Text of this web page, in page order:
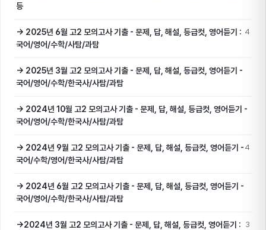
등
→ 2025년 6월 고2 모의고사 기출 - 문제, 답, 해설, 등급컷, 영어듣기 :
국어/영어/수학/사탐/과탐
4
→ 2025년 3월 고2 모의고사 기출 - 문제, 답, 해설, 등급컷, 영어듣기 -
국어/영어/수학/한국사/사탐/과탐
→ 2024년 10월 고2 모의고사 기출 - 문제, 답, 해설, 등급컷, 영어듣기 -
국어/영어/수학/한국사/사탐/과탐
→ 2024년 9월 고2 모의고사 기출 - 문제, 답, 해설, 등급컷, 영어듣기 -
국어/수학/영어/한국사/사탐/과탐
4
→ 2024년 6월 고2 모의고사 기출 - 문제, 답, 해설, 등급컷, 영어듣기 -
국어/영어/수학/한국사/사탐/과탐
→2024년 3월 고2 모의고사 기출 - 문제, 답, 해설, 등급컷, 영어듣기 : 3